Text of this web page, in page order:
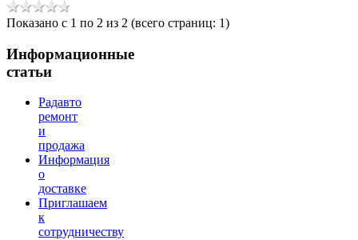
Показано с 1 по 2 из 2 (всего страниц: 1)
Информационные
статьи
Радавто
ремонт
и
продажа
Информация
о
доставке
Приглашаем
к
сотрудничеству